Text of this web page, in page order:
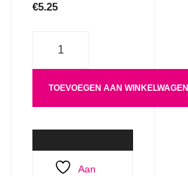
€5.25
TOEVOEGEN AAN WINKELWAGEN
Aan